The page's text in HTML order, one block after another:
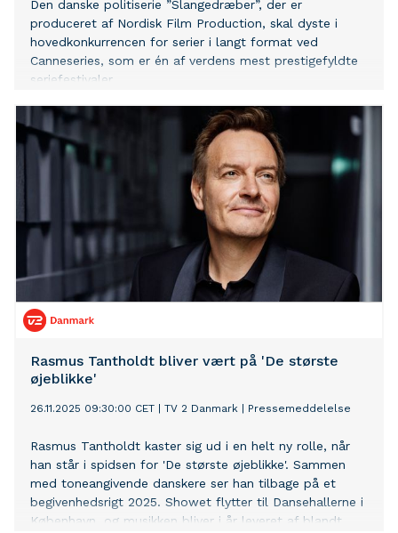
Den danske politiserie ”Slangedræber”, der er
produceret af Nordisk Film Production, skal dyste i
hovedkonkurrencen for serier i langt format ved
Canneseries, som er én af verdens mest prestigefyldte
seriefestivaler.
Rasmus Tantholdt bliver vært på 'De største
øjeblikke'
26.11.2025 09:30:00 CET TV 2 Danmark Pressemeddelelse
Rasmus Tantholdt kaster sig ud i en helt ny rolle, når
han står i spidsen for 'De største øjeblikke'. Sammen
med toneangivende danskere ser han tilbage på et
begivenhedsrigt 2025. Showet flytter til Dansehallerne i
København, og musikken bliver i år leveret af blandt